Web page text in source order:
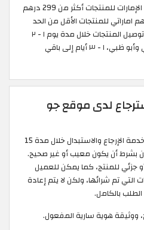
وتوفر خدمة الشحن المجاني إلى الإمارات للمنتجات أكثر من 299 درهم
ويتم إضافة مبلغ 40 درهم اماراتي للمنتجات الأقل من الحد
الأدنى 299 درهم اماراتي ، ويتم توصيل المنتجات خلال مدة يوم ١ - ٢
أيام من يوم طلب الشراء إلى دبي وأبو ظبي، ١ - ٣ أيام إلى باقي
لدى موقع جو
يقدم جو مالون الإمارات العربية خدمة الإرجاع والاستبدال خلال مدة 15
بشرط أن يكون معيب أو غير صحيح.
جزئي للمنتج، كما يمكن للعميل
تم شرائها، ولكن لا يتم إعادة
بالكامل.
ووثيقة هوية سارية المفعول.